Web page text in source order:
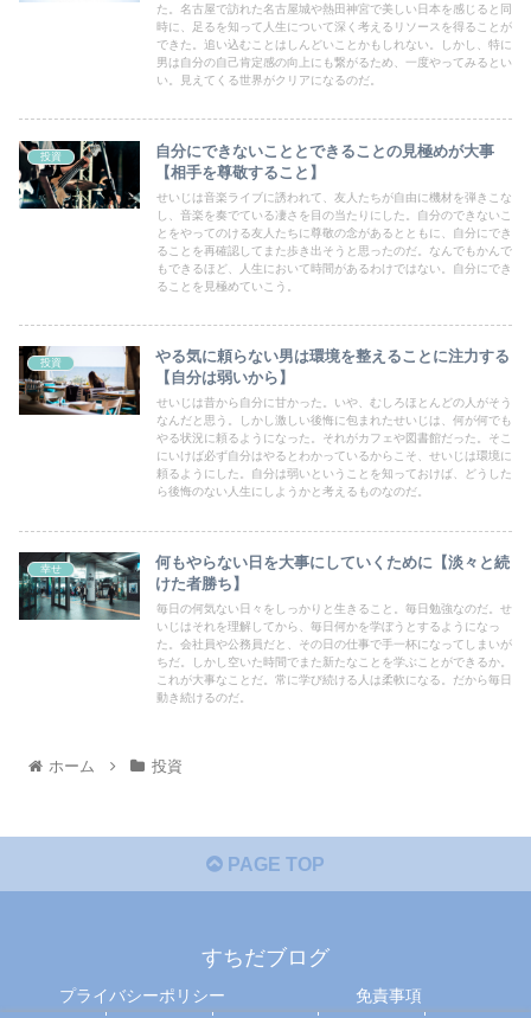
た。名古屋で訪れた名古屋城や熱田神宮で美しい日本を感じると同
時に、足るを知って人生について深く考えるリソースを得ることが
できた。追い込むことはしんどいことかもしれない。しかし、特に
男は自分の自己肯定感の向上にも繋がるため、一度やってみるとい
い。見えてくる世界がクリアになるのだ。
投資
自分にできないこととできることの見極めが大事
【相手を尊敬すること】
せいじは音楽ライブに誘われて、友人たちが自由に機材を弾きこな
し、音楽を奏でている凄さを目の当たりにした。自分のできないこ
とをやってのける友人たちに尊敬の念があるとともに、自分にでき
ることを再確認してまた歩き出そうと思ったのだ。なんでもかんで
もできるほど、人生において時間があるわけではない。自分にでき
ることを見極めていこう。
投資
やる気に頼らない男は環境を整えることに注力する
【自分は弱いから】
せいじは昔から自分に甘かった。いや、むしろほとんどの人がそう
なんだと思う。しかし激しい後悔に包まれたせいじは、何が何でも
やる状況に頼るようになった。それがカフェや図書館だった。そこ
にいけば必ず自分はやるとわかっているからこそ、せいじは環境に
頼るようにした。自分は弱いということを知っておけば、どうした
ら後悔のない人生にしようかと考えるものなのだ。
幸せ
何もやらない日を大事にしていくために【淡々と続
けた者勝ち】
毎日の何気ない日々をしっかりと生きること。毎日勉強なのだ。せ
いじはそれを理解してから、毎日何かを学ぼうとするようになっ
た。会社員や公務員だと、その日の仕事で手一杯になってしまいが
ちだ。しかし空いた時間でまた新たなことを学ぶことができるか。
これが大事なことだ。常に学び続ける人は柔軟になる。だから毎日
動き続けるのだ。
ホーム 投資
PAGE TOP
すちだブログ
プライバシーポリシー 免責事項